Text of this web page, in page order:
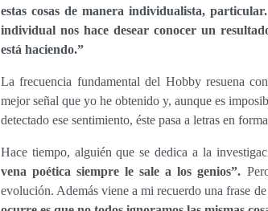
estas cosas de manera individualista,
individual nos hace desear conocer un
está haciendo.”
La frecuencia fundamental del Hobby resuena
mejor señal que yo he obtenido y, aunque es
detectado ese sentimiento, éste pasa a letras en
Hace tiempo, alguién que se dedica a la
vena poética siempre le sale a los genios”.
evolución. Además viene a mi recuerdo una frase